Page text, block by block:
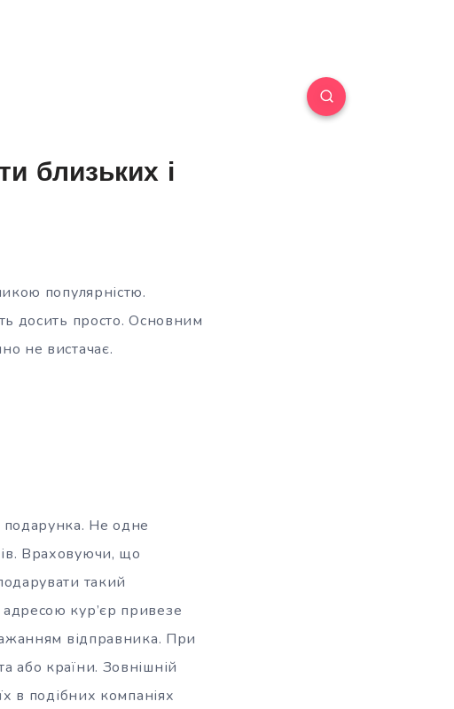
близьких і
популярністю.
досить просто. Основним
не вистачає.
подарунка. Не одне
Враховуючи, що
такий
кур’єр привезе
відправника. При
або країни. Зовнішній
в подібних компаніях